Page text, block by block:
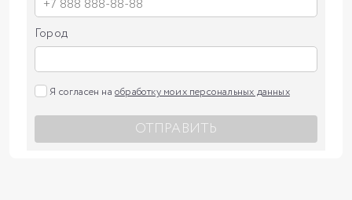
Город
Я согласен на обработку моих персональных данных
ОТПРАВИТЬ